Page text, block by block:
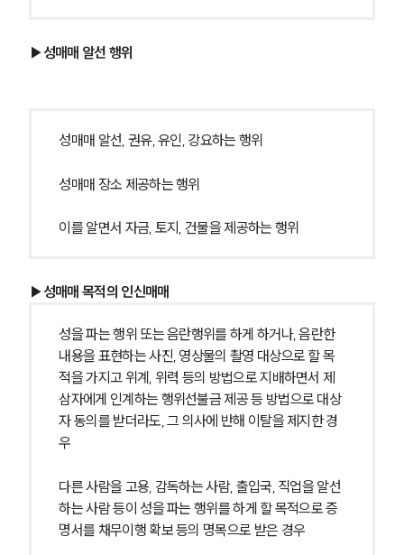
▶성매매 알선 행위
성매매 알선, 권유, 유인, 강요하는 행위
성매매 장소 제공하는 행위
이를 알면서 자금, 토지, 건물을 제공하는 행위
▶성매매 목적의 인신매매
성을 파는 행위 또는 음란행위를 하게 하거나, 음란한
내용을 표현하는 사진, 영상물의 촬영 대상으로 할 목
적을 가지고 위계, 위력 등의 방법으로 지배하면서 제
삼자에게 인계하는 행위선불금 제공 등 방법으로 대상
자 동의를 받더라도, 그 의사에 반해 이탈을 제지한 경
우
다른 사람을 고용, 감독하는 사람, 출입국, 직업을 알선
하는 사람 등이 성을 파는 행위를 하게 할 목적으로 증
명서를 채무이행 확보 등의 명목으로 받은 경우